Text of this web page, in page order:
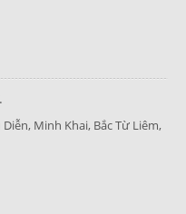
Minh Khai, Bắc Từ Liêm,